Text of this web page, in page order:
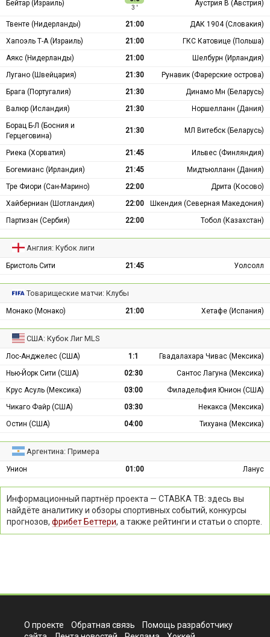
Бейтар (Израиль)
3 ′
Аустрия В (Австрия)
Твенте (Нидерланды) 21:00
ДАК 1904 (Словакия)
Хапоэль Т-А (Израиль)
21:00
ГКС Катовице (Польша)
Аякс (Нидерланды)
21:00
Шелбурн (Ирландия)
Лугано (Швейцария)
21:30
Рунавик (Фарерские острова)
Брага (Португалия)
21:30
Динамо Мн (Беларусь)
Валюр (Исландия)
21:30
Норшелланн (Дания)
Борац Б-Л (Босния и
Герцеговина)
21:30 МЛ Витебск (Беларусь)
Риека (Хорватия) 21:45
Ильвес (Финляндия)
Богемианс (Ирландия)
21:45
Мидтьюлланн (Дания)
Тре Фиори (Сан-Марино)
22:00
Дрита (Косово)
Хайберниан (Шотландия)
22:00
Шкендия (Северная Македония)
Партизан (Сербия)
22:00 Тобол (Казахстан)
Англия: Кубок лиги
Бристоль Сити 21:45 Уолсолл
Товарищеские матчи: Клубы
Монако (Монако) 21:00 Хетафе (Испания)
США: Кубок Лиг MLS
Лос-Анджелес (США) 1:1
Гвадалахара Чивас (Мексика)
Нью-Йорк Сити (США)
02:30
Сантос Лагуна (Мексика)
Крус Асуль (Мексика)
03:00
Филадельфия Юнион (США)
Чикаго Файр (США)
03:30
Некакса (Мексика)
Остин (США)
04:00 Тихуана (Мексика)
Аргентина: Примера
Унион 01:00 Ланус
Информационный партнёр проекта — СТАВКА ТВ: здесь вы
найдёте аналитику и обзоры спортивных событий, конкурсы
прогнозов, фрибет Беттери, а также рейтинги и статьи о спорте.
О проекте Обратная связь
Помощь разработчику